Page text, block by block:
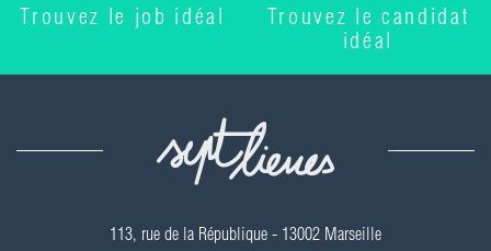
Trouvez le job idéal
Trouvez le candidat
idéal
113, rue de la République - 13002 Marseille